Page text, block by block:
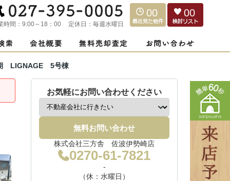
時間： 9:00～18：00 定休日： 毎週水曜日
00 00
LIGNAGE 5号棟
お気軽にお問い合わせください
無料お問い合わせ
株式会社三方舎 佐波伊勢崎店
0270-61-7821
-
（休：水曜日）